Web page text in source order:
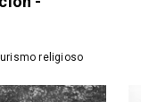
religioso